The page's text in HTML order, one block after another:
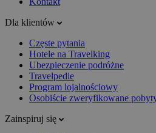
Dla klientów
Częste pytania
Hotele na Travelking
Ubezpieczenie podróżne
Travelpedie
Program lojalnościowy
Osobiście zweryfikowane
Zainspiruj się